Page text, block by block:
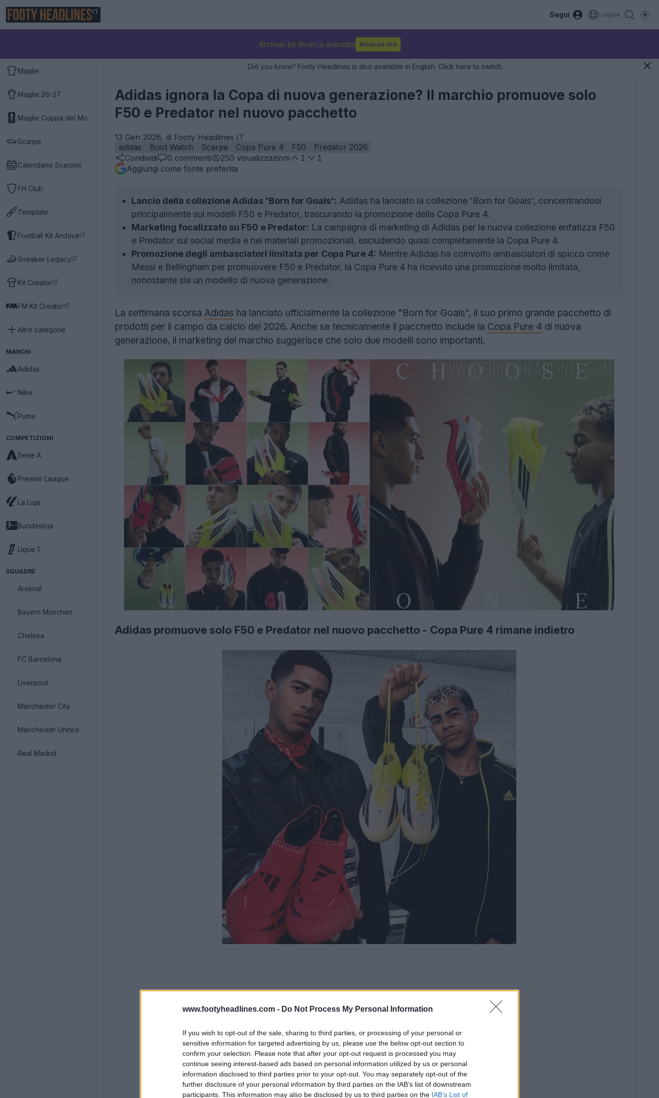
www.footyheadlines.com - Do Not Process My Personal Information
If you wish to opt-out of the sale, sharing to third parties, or processing of your personal or
sensitive information for targeted advertising by us, please use the below opt-out section to
confirm your selection. Please note that after your opt-out request is processed you may
continue seeing interest-based ads based on personal information utilized by us or personal
information disclosed to third parties prior to your opt-out. You may separately opt-out of the
further disclosure of your personal information by third parties on the IAB’s list of downstream
participants. This information may also be disclosed by us to third parties on the IAB’s List of
IT Segui Lingua
Archivio kit Ricerca avanzata Ricerca ora
Maglie
Maglie 26-27
Maglie Coppa del Mondo 2026
Scarpe
Calendario Scarpini
FH Club
Template
Football Kit Archive
Sneaker Legacy
Kit Creator
FM Kit Creator
Altre categorie
MARCHI
Adidas
Nike
Puma
COMPETIZIONI
Serie A
Premier League
La Liga
Bundesliga
Ligue 1
SQUADRE
Arsenal
Bayern München
Chelsea
FC Barcelona
Liverpool
Manchester City
Manchester United
Real Madrid
Did you know? Footy Headlines is also available in English. Click here to switch.
Adidas ignora la Copa di nuova generazione? Il marchio promuove solo
F50 e Predator nel nuovo pacchetto
13 Gen 2026, di Footy Headlines IT
adidas
Boot Watch Scarpe Copa Pure 4 F50
Predator 2026
Condividi
0 commenti 250 visualizzazioni 1
1
Aggiungi come fonte preferita
Lancio della collezione Adidas 'Born for Goals': Adidas ha lanciato la collezione 'Born for Goals', concentrandosi
principalmente sui modelli F50 e Predator, trascurando la promozione della Copa Pure 4.
Marketing focalizzato su F50 e Predator: La campagna di marketing di Adidas per la nuova collezione enfatizza F50
e Predator sui social media e nei materiali promozionali, escludendo quasi completamente la Copa Pure 4.
Promozione degli ambasciatori limitata per Copa Pure 4: Mentre Adidas ha coinvolto ambasciatori di spicco come
Messi e Bellingham per promuovere F50 e Predator, la Copa Pure 4 ha ricevuto una promozione molto limitata,
nonostante sia un modello di nuova generazione.
La settimana scorsa Adidas ha lanciato ufficialmente la collezione "Born for Goals", il suo primo grande pacchetto di
prodotti per il campo da calcio del 2026. Anche se tecnicamente il pacchetto include la Copa Pure 4 di nuova
generazione, il marketing del marchio suggerisce che solo due modelli sono importanti.
Adidas promuove solo F50 e Predator nel nuovo pacchetto - Copa Pure 4 rimane indietro